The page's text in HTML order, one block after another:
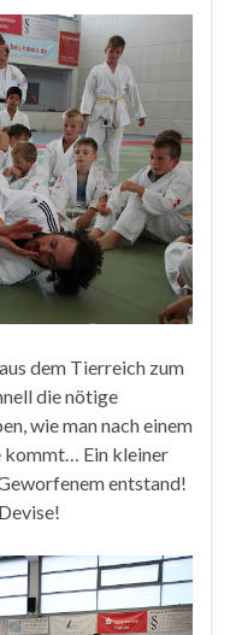
dem Tierreich zum
die nötige
wie man nach einem
kommt… Ein kleiner
entstand!